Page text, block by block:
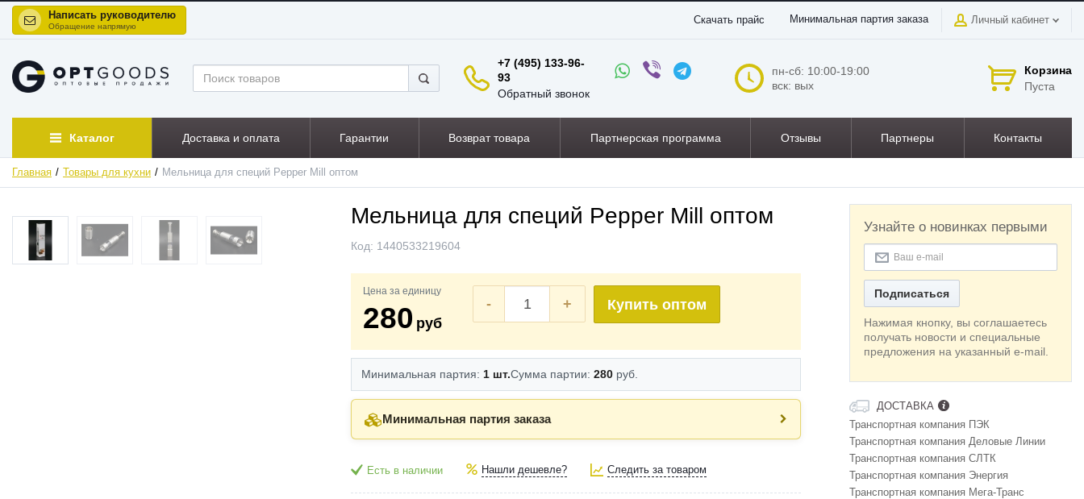
Написать руководителю
Обращение напрямую
Скачать прайс Минимальная партия заказа Личный кабинет
+7 (495) 133-96-
93
Обратный звонок
пн-сб: 10:00-19:00
вск: вых
Корзина
Пуста
Каталог Доставка и оплата Гарантии Возврат товара Партнерская программа Отзывы Партнеры Контакты
Главная Товары для кухни Мельница для специй Pepper Mill оптом
Мельница для специй Pepper Mill оптом
Код: 1440533219604
Цена за единицу
280 руб
- + Купить оптом
Минимальная партия: 1 шт.Сумма партии: 280 руб.
Минимальная партия заказа
Есть в наличии Нашли дешевле? Следить за товаром
Узнайте о новинках первыми
Подписаться
Нажимая кнопку, вы соглашаетесь
получать новости и специальные
предложения на указанный e-mail.
ДОСТАВКА
Транспортная компания ПЭК
Транспортная компания Деловые Линии
Транспортная компания СЛТК
Транспортная компания Энергия
Транспортная компания Мега-Транс